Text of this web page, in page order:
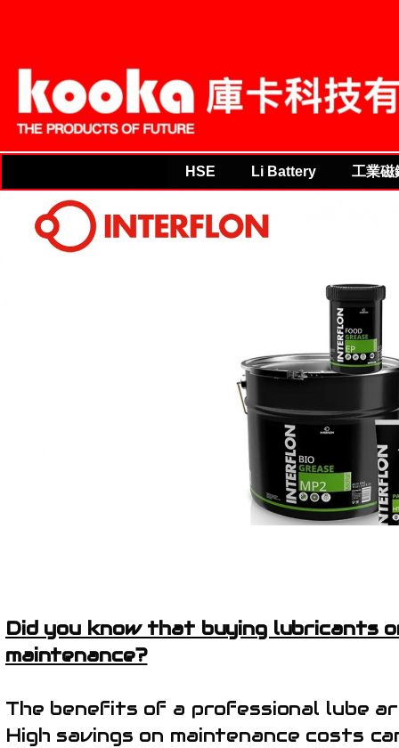
Did you know that buying lubricants
maintenance?
The benefits of a professional lube
High savings on maintenance costs
HSE Li Battery 工業磁